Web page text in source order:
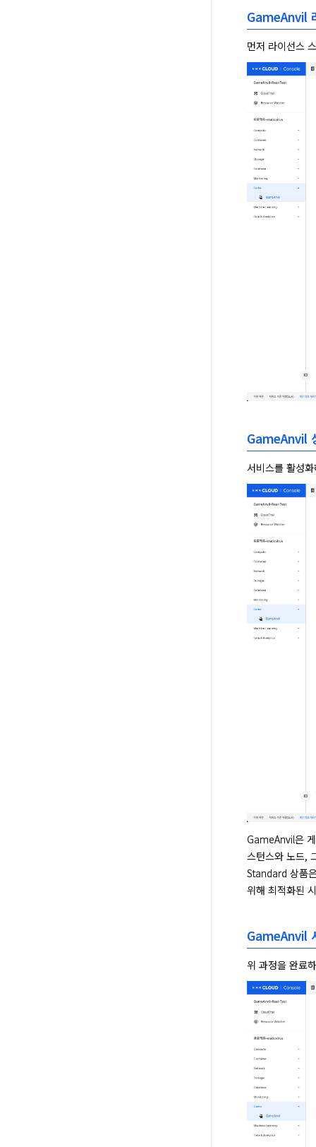
GameAnvil
먼저 라이선스
GameAnvil
서비스를 활성
GameAnvil은
스턴스와 노드,
Standard 상품
위해 최적화된
GameAnvil
위 과정을 완료